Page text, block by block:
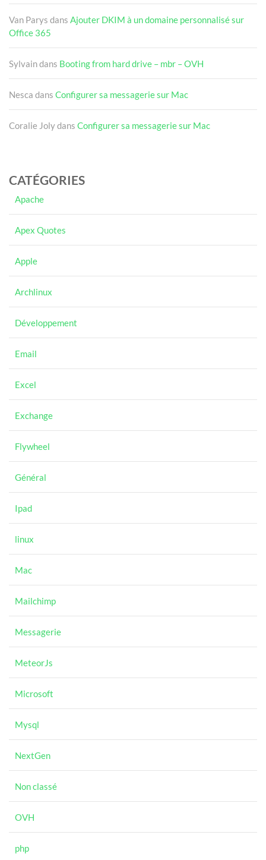
Van Parys dans Ajouter DKIM à un domaine personnalisé sur
Office 365
Sylvaindans Booting from hard drive – mbr – OVH
Nesca dans Configurer sa messagerie sur Mac
Coralie Jolydans Configurer sa messagerie sur Mac
CATÉGORIES
Apache
Apex Quotes
Apple
Archlinux
Développement
Email
Excel
Exchange
Flywheel
Général
Ipad
linux
Mac
Mailchimp
Messagerie
MeteorJs
Microsoft
Mysql
NextGen
Non classé
OVH
php